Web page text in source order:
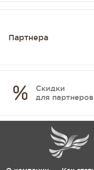
Партнера
Скидки
для партнеров